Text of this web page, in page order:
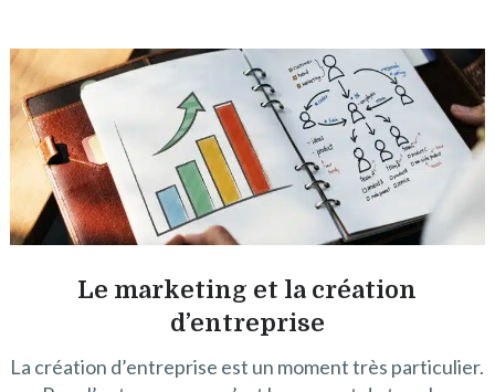
Le marketing et la création
d’entreprise
La création d’entreprise est un moment très particulier.